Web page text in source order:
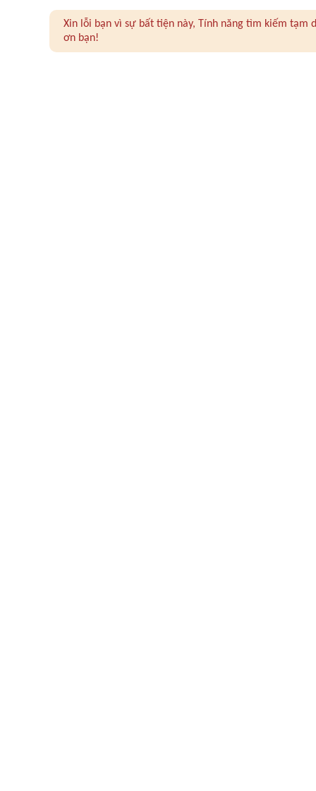
Xin lỗi bạn vì sự bất tiện này, Tính năng tìm kiếm
ơn bạn!